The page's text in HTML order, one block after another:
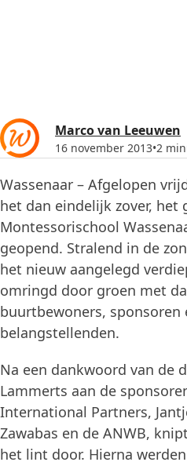
Marco van Leeuwen
16 november 2013•2
Wassenaar – Afgelopen
het dan eindelijk zover, het
Montessorischool
geopend. Stralend in de
het nieuw aangelegd
omringd door groen met
buurtbewoners, sponsoren
belangstellenden.
Na een dankwoord van de
Lammerts aan de
International Partners,
Zawabas en de ANWB,
het lint door. Hierna